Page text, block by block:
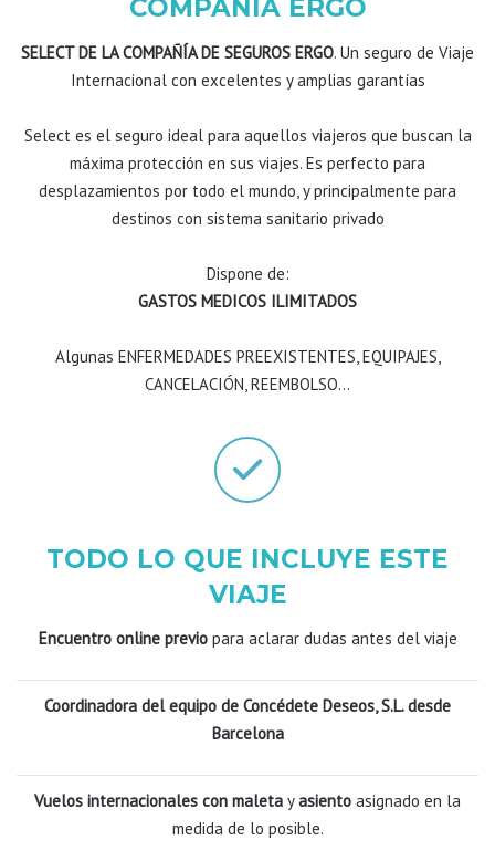
COMPAÑÍA ERGO
SELECT DE LA COMPAÑÍA DE SEGUROS ERGO. Un seguro de Viaje
Internacional con excelentes y amplias garantías
Select es el seguro ideal para aquellos viajeros que buscan la
máxima protección en sus viajes. Es perfecto para
desplazamientos por todo el mundo, y principalmente para
destinos con sistema sanitario privado
Dispone de:
GASTOS MEDICOS ILIMITADOS
Algunas ENFERMEDADES PREEXISTENTES, EQUIPAJES,
CANCELACIÓN, REEMBOLSO…
TODO LO QUE INCLUYE ESTE
VIAJE
Encuentro online previopara aclarar dudas antes del viaje
Coordinadora del equipo de Concédete Deseos, S.L. desde
Barcelona
Vuelos internacionales con maleta yasiento asignado en la
medida de lo posible.